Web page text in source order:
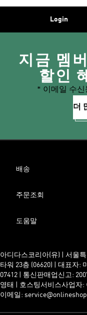
Login
지금 멤
할인
* 이메일 수신
더
배송
주문조회
도움말
아디다스코리아(유) | 서울
타워 23층 (06620) | 대표자:
07412 | 통신판매업신고:
영태 | 호스팅서비스사업자:
이메일: